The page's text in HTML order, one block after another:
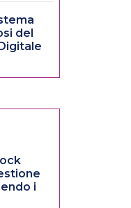
del
i